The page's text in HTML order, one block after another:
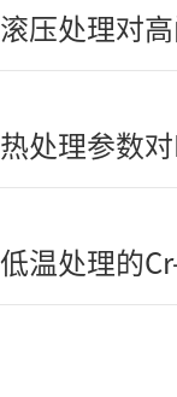
滚压处理对
体不锈钢在
料熔体中的
究
热处理参数对
末高速钢HS
低温处理的
工具钢与